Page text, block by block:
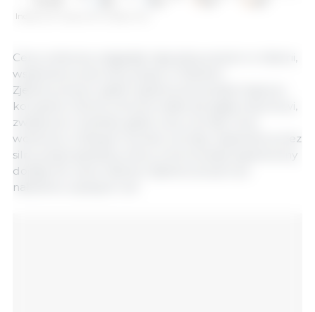
Indeks cen mięsa FAO. Źródło: FAO.
Ceny wołowiny osiągnęły najwyższy poziom w historii,
wspierane przez silny popyt w Stanach
Zjednoczonych, gdzie ograniczona podaż krajowa i
korzystna różnica cenowa nadal sprzyjały importowi,
zwłaszcza z Australii, gdzie ceny wzrosły. Ceny
wołowiny w Brazylii również wzrosły, wspierane przez
silny popyt globalny, który zrównoważył ograniczony
dostęp do rynku Stanów Zjednoczonych po
nałożeniu wyższych ceł.